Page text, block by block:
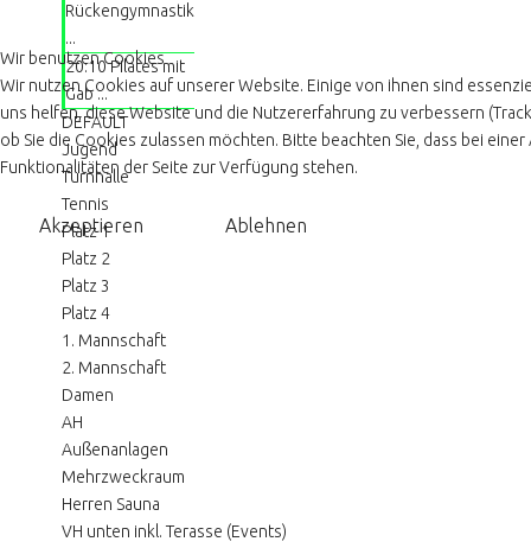
Rückengymnastik
...
20:10 Pilates mit
Gab ...
DEFAULT
Jugend
Turnhalle
Tennis
Platz 1
Platz 2
Platz 3
Platz 4
1. Mannschaft
2. Mannschaft
Damen
AH
Außenanlagen
Mehrzweckraum
Herren Sauna
VH unten inkl. Terasse (Events)
Wir benutzen Cookies
Wir nutzen Cookies auf unserer Website. Einige von ihnen sind
uns helfen, diese Website und die Nutzererfahrung zu verbessern
ob Sie die Cookies zulassen möchten. Bitte beachten Sie, dass bei
Funktionalitäten der Seite zur Verfügung stehen.
Akzeptieren Ablehnen